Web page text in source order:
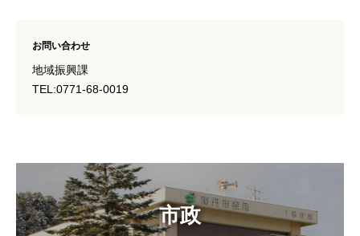
市政
お問い合わせ
地域振興課
TEL:0771-68-0019